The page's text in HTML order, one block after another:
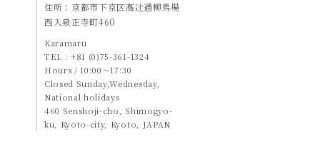
住所：京都市下京区高辻通柳馬場
西入泉正寺町460
Karamaru
TEL : +81 (0)75-361-1324
Hours / 10:00〜17:30
Closed Sunday,Wednesday,
National holidays
460 Senshoji-cho, Shimogyo-
ku, Kyoto-city, Kyoto, JAPAN